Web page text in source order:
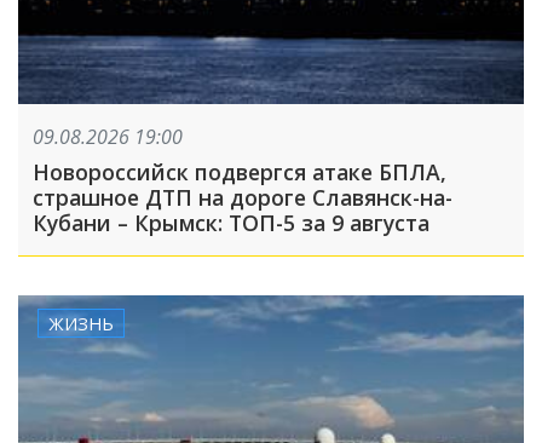
09.08.2026 19:00
Новороссийск подвергся атаке БПЛА,
страшное ДТП на дороге Славянск-на-
Кубани – Крымск: ТОП-5 за 9 августа
ЖИЗНЬ